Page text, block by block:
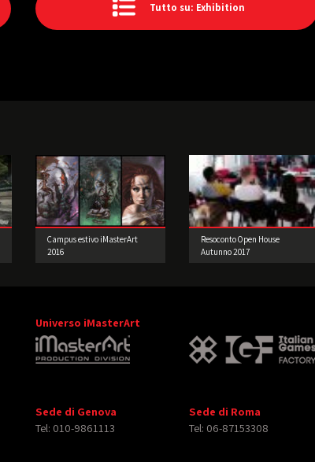
Tutto su: Exhibition
Campus estivo iMasterArt
2016
Resoconto Open House
Autunno 2017
Universo iMasterArt
Sede di Genova
Tel: 010-9861113
Sede di Roma
Tel: 06-87153308